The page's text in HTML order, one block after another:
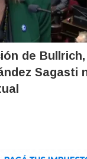
de
Sagasti